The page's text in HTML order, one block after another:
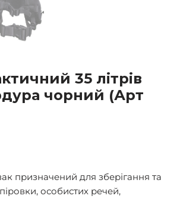
35 літрів
чорний (Арт
призначений для зберігання та
особистих речей,